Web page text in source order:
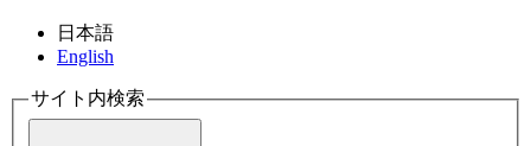
日本語
English
サイト内検索